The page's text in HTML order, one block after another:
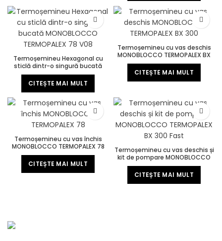
Termoșemineu Hexagonal cu
sticlă dintr-o singură bucată
MONOBLOCCO TERMOPALEX 78
V08
CITEȘTE MAI MULT
Termoșemineu cu vas deschis
MONOBLOCCO TERMOPALEX BX
300
CITEȘTE MAI MULT
Termoșemineu cu vas închis
MONOBLOCCO TERMOPALEX 78
CITEȘTE MAI MULT
Termoșemineu cu vas deschis și
kit de pompare MONOBLOCCO
TERMOPALEX BX 300 Fast
CITEȘTE MAI MULT